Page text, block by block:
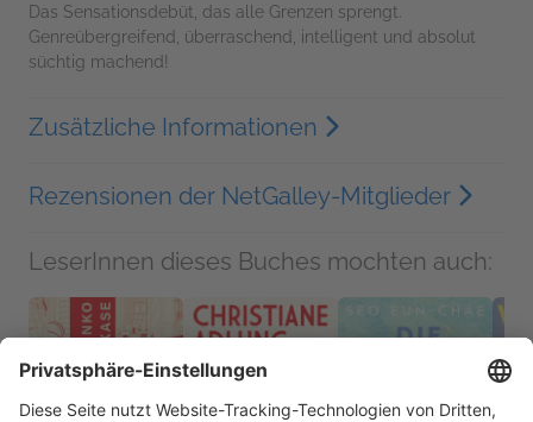
Das Sensationsdebüt, das alle Grenzen sprengt.
Genreübergreifend, überraschend, intelligent und absolut
süchtig machend!
Zusätzliche Informationen
Rezensionen der NetGalley-Mitglieder
LeserInnen dieses Buches mochten auch: